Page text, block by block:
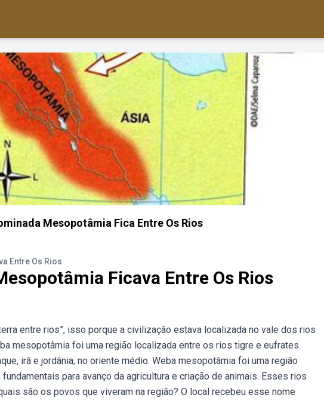
Mesopotâmia Fica Entre Os Rios
Entre Os Rios
Ficava Entre Os Rios
entre rios”, isso porque a civilização estava localizada no vale dos rios
mesopotâmia foi uma região localizada entre os rios tigre e eufrates.
irã e jordânia, no oriente médio. Weba mesopotâmia foi uma região
para avanço da agricultura e criação de animais. Esses rios
são os povos que viveram na região? O local recebeu esse nome